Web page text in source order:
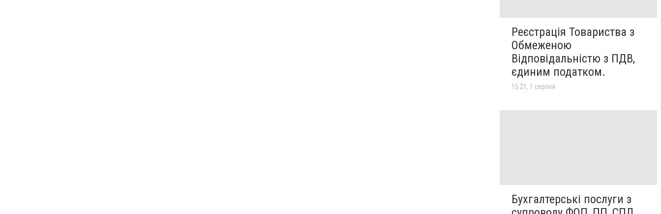
Реєстрація Товариства з
Обмеженою
Відповідальністю з ПДВ,
єдиним податком.
15:21, 1 серпня
Бухгалтерські послуги з